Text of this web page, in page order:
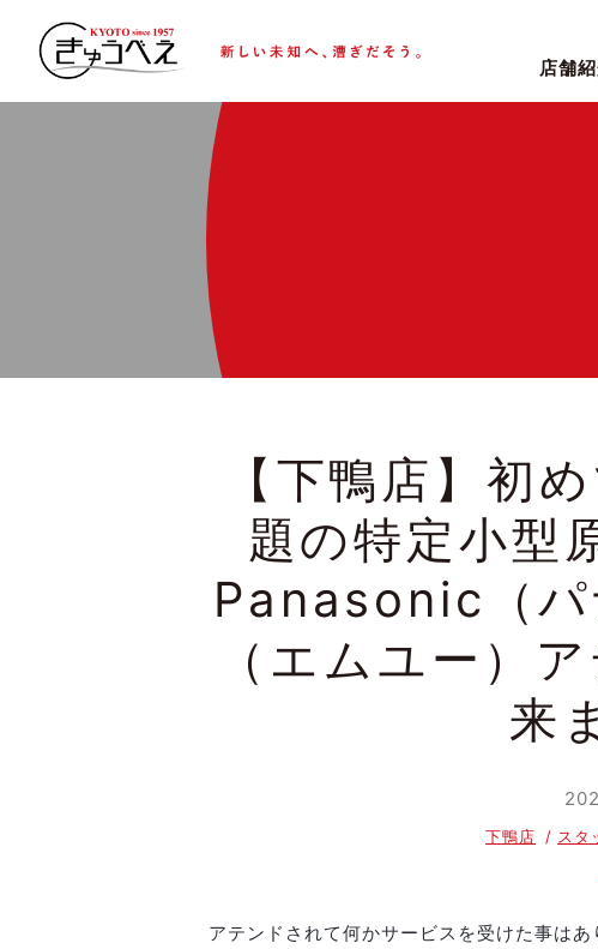
店舗
【下鴨店】初
題の特定小型
Panasonic（パ
（エムユー）
来
下鴨店 スタ
アテンドされて何かサービスを受けた事はあ